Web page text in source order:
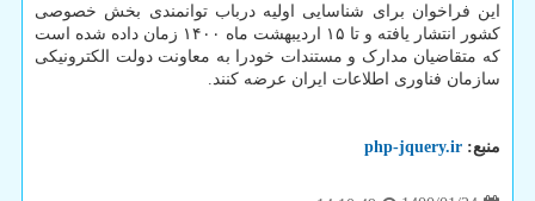
این فراخوان برای شناسایی اولیه درباب توانمندی بخش خصوصی
کشور انتشار یافته و تا ۱۵ اردیبهشت ماه ۱۴۰۰ زمان داده شده است
که متقاضیان مدارک و مستندات خودرا به معاونت دولت الکترونیکی
سازمان فناوری اطلاعات ایران عرضه کنند.
منبع: php-jquery.ir